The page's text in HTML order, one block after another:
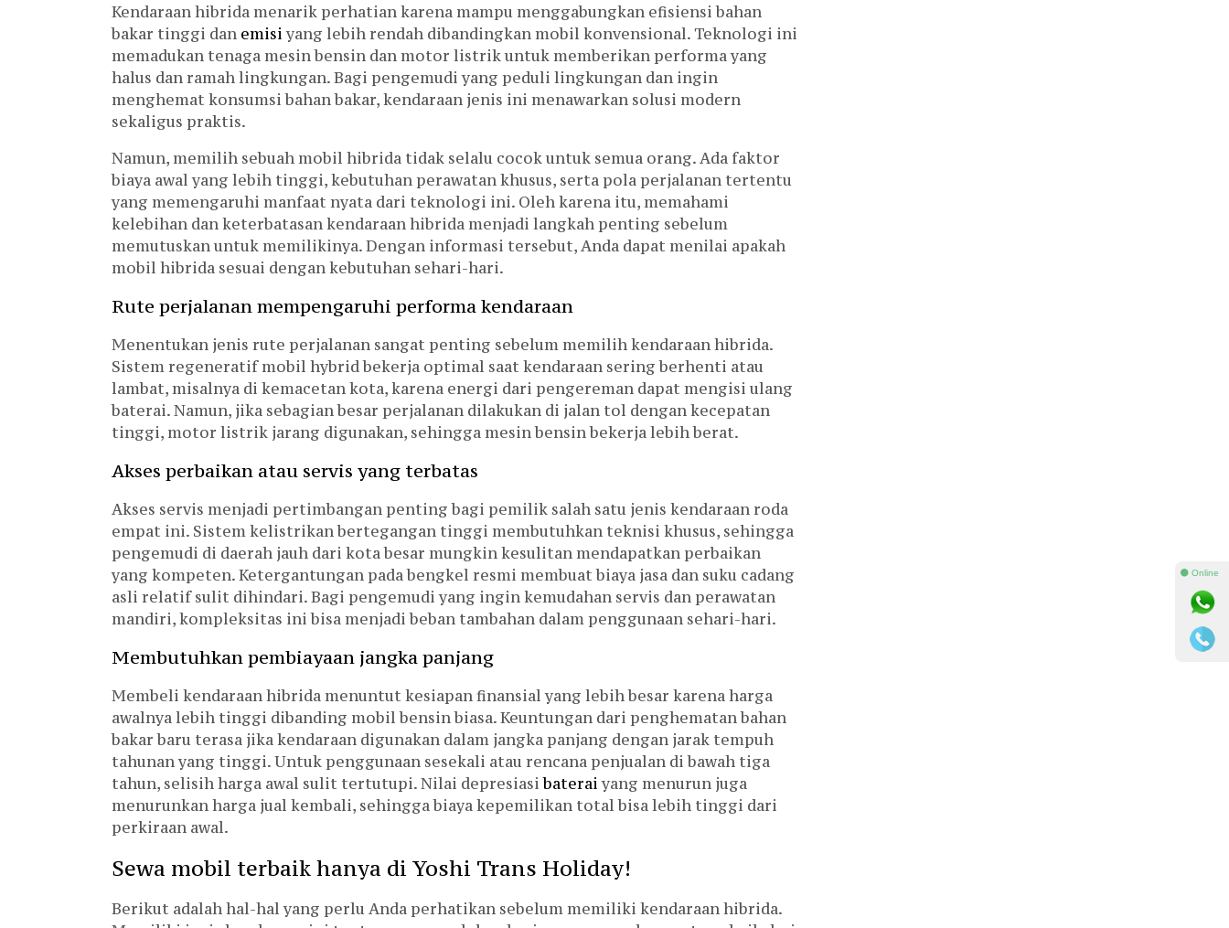
Kendaraan hibrida menarik perhatian karena mampu menggabungkan efisiensi bahan
bakar tinggi dan emisiyang lebih rendah dibandingkan mobil konvensional. Teknologi ini
memadukan tenaga mesin bensin dan motor listrik untuk memberikan performa yang
halus dan ramah lingkungan. Bagi pengemudi yang peduli lingkungan dan ingin
menghemat konsumsi bahan bakar, kendaraan jenis ini menawarkan solusi modern
sekaligus praktis.
Namun, memilih sebuah mobil hibrida tidak selalu cocok untuk semua orang. Ada faktor
biaya awal yang lebih tinggi, kebutuhan perawatan khusus, serta pola perjalanan tertentu
yang memengaruhi manfaat nyata dari teknologi ini. Oleh karena itu, memahami
kelebihan dan keterbatasan kendaraan hibrida menjadi langkah penting sebelum
memutuskan untuk memilikinya. Dengan informasi tersebut, Anda dapat menilai apakah
mobil hibrida sesuai dengan kebutuhan sehari-hari.
Rute perjalanan mempengaruhi performa kendaraan
Menentukan jenis rute perjalanan sangat penting sebelum memilih kendaraan hibrida.
Sistem regeneratif mobil hybrid bekerja optimal saat kendaraan sering berhenti atau
lambat, misalnya di kemacetan kota, karena energi dari pengereman dapat mengisi ulang
baterai. Namun, jika sebagian besar perjalanan dilakukan di jalan tol dengan kecepatan
tinggi, motor listrik jarang digunakan, sehingga mesin bensin bekerja lebih berat.
Akses perbaikan atau servis yang terbatas
Akses servis menjadi pertimbangan penting bagi pemilik salah satu jenis kendaraan roda
empat ini. Sistem kelistrikan bertegangan tinggi membutuhkan teknisi khusus, sehingga
pengemudi di daerah jauh dari kota besar mungkin kesulitan mendapatkan perbaikan
yang kompeten. Ketergantungan pada bengkel resmi membuat biaya jasa dan suku cadang
asli relatif sulit dihindari. Bagi pengemudi yang ingin kemudahan servis dan perawatan
mandiri, kompleksitas ini bisa menjadi beban tambahan dalam penggunaan sehari-hari.
Membutuhkan pembiayaan jangka panjang
Membeli kendaraan hibrida menuntut kesiapan finansial yang lebih besar karena harga
awalnya lebih tinggi dibanding mobil bensin biasa. Keuntungan dari penghematan bahan
bakar baru terasa jika kendaraan digunakan dalam jangka panjang dengan jarak tempuh
tahunan yang tinggi. Untuk penggunaan sesekali atau rencana penjualan di bawah tiga
tahun, selisih harga awal sulit tertutupi. Nilai depresiasibateraiyang menurun juga
menurunkan harga jual kembali, sehingga biaya kepemilikan total bisa lebih tinggi dari
perkiraan awal.
Sewa mobil terbaik hanya di Yoshi Trans Holiday!
Berikut adalah hal-hal yang perlu Anda perhatikan sebelum memiliki kendaraan hibrida.
⚫ Online